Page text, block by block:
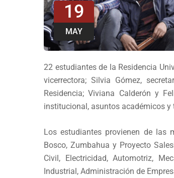
19
MAY
22 estudiantes de la Residencia
vicerrectora; Silvia Gómez,
Residencia; Viviana Calderón y
institucional, asuntos académicos y
Los estudiantes provienen de las
Bosco, Zumbahua y Proyecto
Civil, Electricidad, Automotriz,
Industrial, Administración de